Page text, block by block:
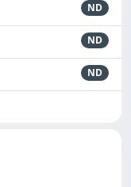
ND
ND
ND